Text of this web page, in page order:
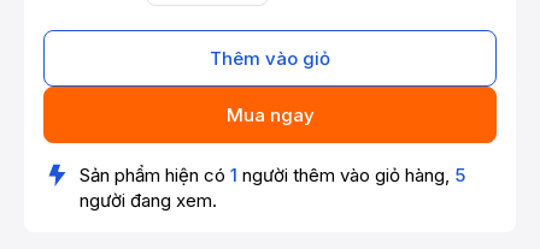
Thêm vào giỏ
Mua ngay
Sản phẩm hiện có 1 người thêm vào giỏ hàng, 5
người đang xem.